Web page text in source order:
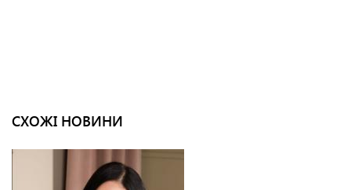
СХОЖІ НОВИНИ